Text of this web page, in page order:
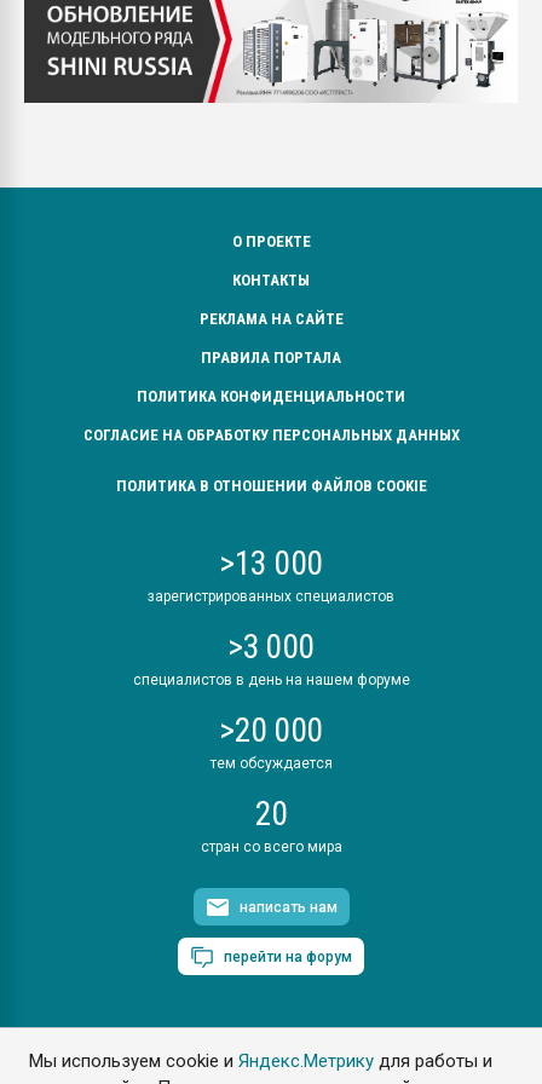
Мы используем cookie иЯндекс.Метрику для работы и
О ПРОЕКТЕ
КОНТАКТЫ
РЕКЛАМА НА САЙТЕ
ПРАВИЛА ПОРТАЛА
ПОЛИТИКА КОНФИДЕНЦИАЛЬНОСТИ
СОГЛАСИЕ НА ОБРАБОТКУ ПЕРСОНАЛЬНЫХ ДАННЫХ
ПОЛИТИКА В ОТНОШЕНИИ ФАЙЛОВ COOKIE
>13 000
зарегистрированных специалистов
>3 000
специалистов в день на нашем форуме
>20 000
тем обсуждается
20
стран со всего мира
написать нам
перейти на форум
ПластЭксперт © 2006. Все права защищены